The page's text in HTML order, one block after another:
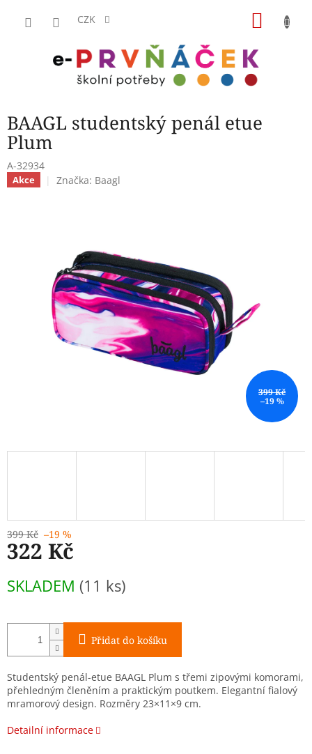
CZK
BAAGL studentský penál etue
Plum
A-32934
Akce Značka: Baagl
399 Kč
–19 %
399 Kč –19 %
322 Kč
cena:
SKLADEM (11 ks)
Přidat do košíku
Studentský penál-etue BAAGL Plum s třemi zipovými komorami,
přehledným členěním a praktickým poutkem. Elegantní fialový
mramorový design. Rozměry 23×11×9 cm.
Detailní informace